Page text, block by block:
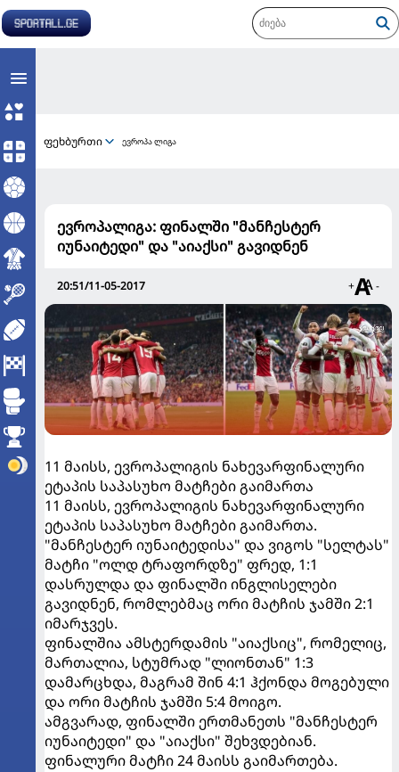
ფეხბურთი ევროპა ლიგა
ევროპალიგა: ფინალში "მანჩესტერ
იუნაიტედი" და "აიაქსი" გავიდნენ
20:51/11-05-2017 + -
11 მაისს, ევროპალიგის ნახევარფინალური
ეტაპის საპასუხო მატჩები გაიმართა
11 მაისს, ევროპალიგის ნახევარფინალური
ეტაპის საპასუხო მატჩები გაიმართა.
"მანჩესტერ იუნაიტედისა" და ვიგოს "სელტას"
მატჩი "ოლდ ტრაფორდზე" ფრედ, 1:1
დასრულდა და ფინალში ინგლისელები
გავიდნენ, რომლებმაც ორი მატჩის ჯამში 2:1
იმარჯვეს.
ფინალშია ამსტერდამის "აიაქსიც", რომელიც,
მართალია, სტუმრად "ლიონთან" 1:3
დამარცხდა, მაგრამ შინ 4:1 ჰქონდა მოგებული
და ორი მატჩის ჯამში 5:4 მოიგო.
ამგვარად, ფინალში ერთმანეთს "მანჩესტერ
იუნაიტედი" და "აიაქსი" შეხვდებიან.
ფინალური მატჩი 24 მაისს გაიმართება.